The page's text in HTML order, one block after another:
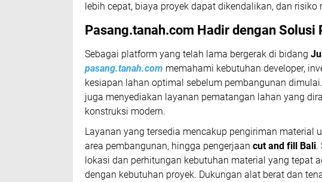
lebih cepat, biaya proyek dapat dikendalikan, dan
Pasang.tanah.com Hadir dengan Solusi
Sebagai platform yang telah lama bergerak di bidang
pasang.tanah.com memahami kebutuhan developer,
kesiapan lahan optimal sebelum pembangunan
juga menyediakan layanan pematangan lahan yang
konstruksi modern.
Layanan yang tersedia mencakup pengiriman material
area pembangunan, hingga pengerjaan cut and fill Bali.
lokasi dan perhitungan kebutuhan material yang tepat
dengan kebutuhan proyek. Dukungan alat berat dan